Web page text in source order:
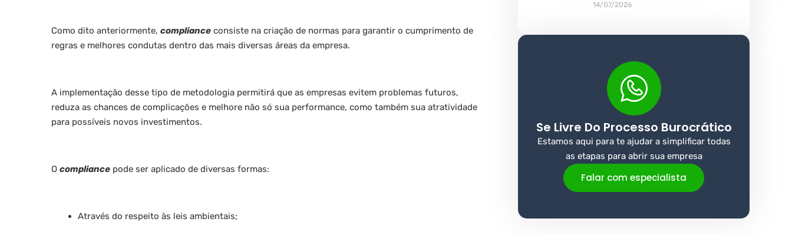
Como dito anteriormente, compliance consiste na criação de normas para garantir o cumprimento de
regras e melhores condutas dentro das mais diversas áreas da empresa.
A implementação desse tipo de metodologia permitirá que as empresas evitem problemas futuros,
reduza as chances de complicações e melhore não só sua performance, como também sua atratividade
para possíveis novos investimentos.
O compliance pode ser aplicado de diversas formas:
Através do respeito às leis ambientais;
14/07/2026
Se Livre Do Processo Burocrático
Estamos aqui para te ajudar a simplificar todas
as etapas para abrir sua empresa
Falar com especialista